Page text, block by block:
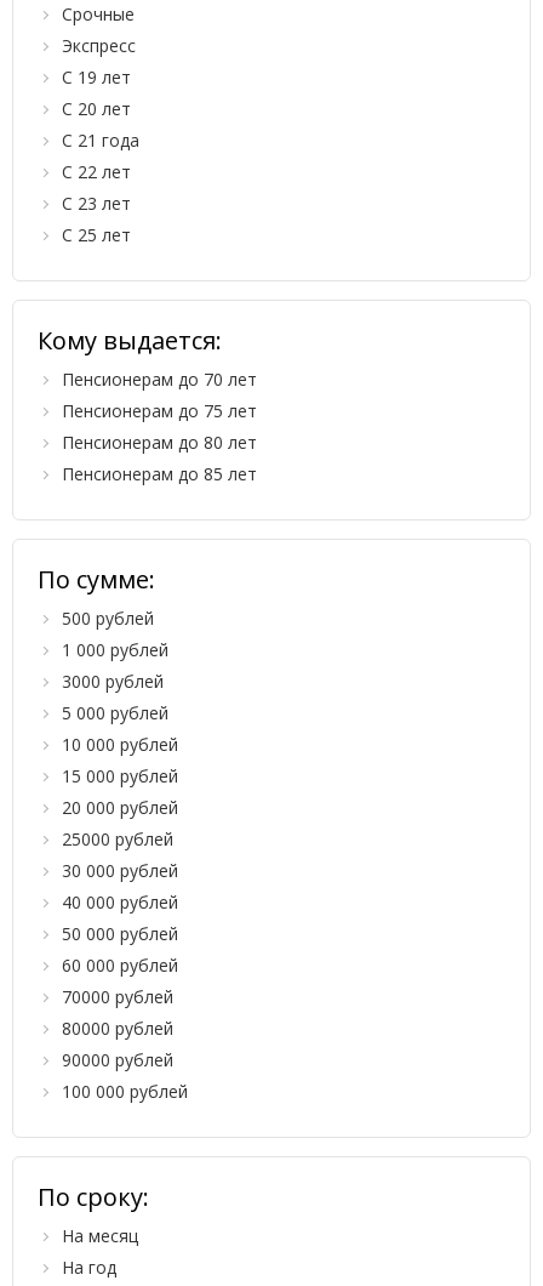
Срочные
Экспресс
С 19 лет
С 20 лет
С 21 года
С 22 лет
С 23 лет
С 25 лет
Кому выдается:
Пенсионерам до 70 лет
Пенсионерам до 75 лет
Пенсионерам до 80 лет
Пенсионерам до 85 лет
По сумме:
500 рублей
1 000 рублей
3000 рублей
5 000 рублей
10 000 рублей
15 000 рублей
20 000 рублей
25000 рублей
30 000 рублей
40 000 рублей
50 000 рублей
60 000 рублей
70000 рублей
80000 рублей
90000 рублей
100 000 рублей
По сроку:
На месяц
На год